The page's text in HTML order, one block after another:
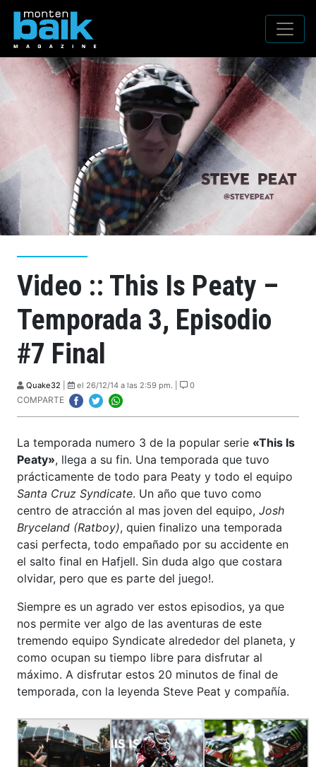
Video :: This Is Peaty –
Temporada 3, Episodio
#7 Final
Quake32 el 26/12/14 a las 2:59 pm. | 0
COMPARTE
La temporada numero 3 de la popular serie «This Is
Peaty», llega a su fin. Una temporada que tuvo
prácticamente de todo para Peaty y todo el equipo
Santa Cruz Syndicate. Un año que tuvo como
centro de atracción al mas joven del equipo, Josh
Bryceland (Ratboy), quien finalizo una temporada
casi perfecta, todo empañado por su accidente en
el salto final en Hafjell. Sin duda algo que costara
olvidar, pero que es parte del juego!.
Siempre es un agrado ver estos episodios, ya que
nos permite ver algo de las aventuras de este
tremendo equipo Syndicate alrededor del planeta, y
como ocupan su tiempo libre para disfrutar al
máximo. A disfrutar estos 20 minutos de final de
temporada, con la leyenda Steve Peat y compañía.